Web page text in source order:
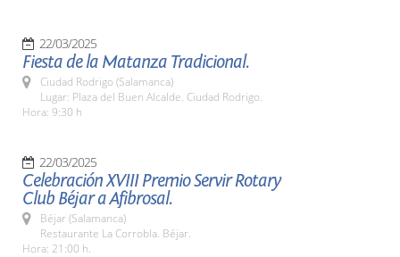
22/03/2025
Fiesta de la Matanza Tradicional.
Ciudad Rodrigo (Salamanca)
Lugar: Plaza del Buen Alcalde. Ciudad Rodrigo.
Hora: 9:30 h
22/03/2025
Celebración XVIII Premio Servir Rotary
Club Béjar a Afibrosal.
Béjar (Salamanca)
Restaurante La Corrobla. Béjar.
Hora: 21:00 h.